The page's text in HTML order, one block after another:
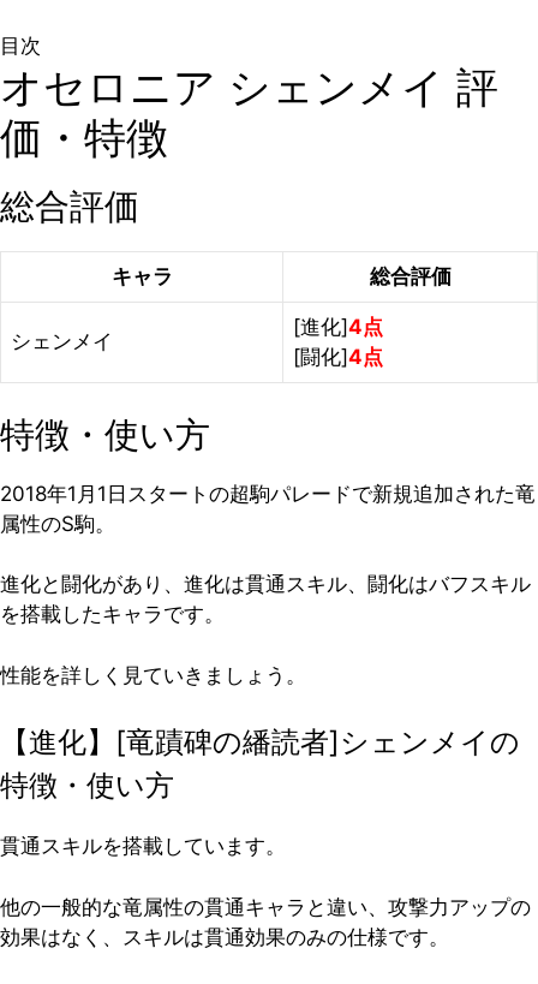
目次
オセロニア シェンメイ 評
価・特徴
総合評価
キャラ 総合評価
シェンメイ
[進化]4点
[闘化]4点
特徴・使い方
2018年1月1日スタートの超駒パレードで新規追加された竜
属性のS駒。
進化と闘化があり、進化は貫通スキル、闘化はバフスキル
を搭載したキャラです。
性能を詳しく見ていきましょう。
【進化】[竜蹟碑の繙読者]シェンメイの
特徴・使い方
貫通スキルを搭載しています。
他の一般的な竜属性の貫通キャラと違い、攻撃力アップの
効果はなく、スキルは貫通効果のみの仕様です。